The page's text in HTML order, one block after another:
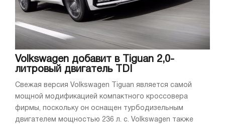
Volkswagen добавит в Tiguan 2,0-
литровый двигатель TDI
Свежая версия Volkswagen Tiguan является самой
мощной модификацией компактного кроссовера
фирмы, поскольку он оснащен турбодизельным
двигателем мощностью 236 л. с. Volkswagen также